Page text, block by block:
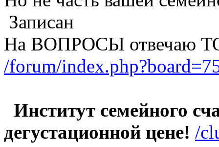
Записан
На ВОПРОСЫ отвечаю
/forum/
Институт семейного
дегустационной цене! /